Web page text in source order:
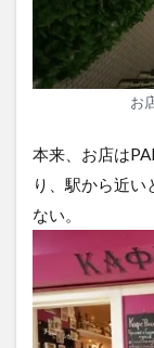
お
本来、お店は
り、駅から近い
ない。